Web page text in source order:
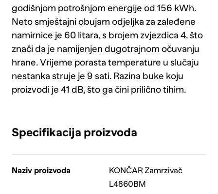
godišnjom potrošnjom energije od 156 kWh.
Neto smještajni obujam odjeljka za zaleđene
namirnice je 60 litara, s brojem zvjezdica 4, što
znači da je namijenjen dugotrajnom očuvanju
hrane. Vrijeme porasta temperature u slučaju
nestanka struje je 9 sati. Razina buke koju
proizvodi je 41 dB, što ga čini prilično tihim.
Specifikacija proizvoda
Naziv proizvoda
KONČAR Zamrzivač
L4860BM